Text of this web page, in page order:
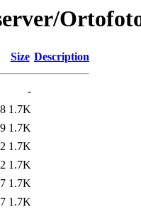
Size Description
-
1.7K
1.7K
1.7K
1.7K
1.7K
1.7K